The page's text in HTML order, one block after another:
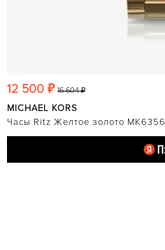
12 500 ₽ 16 604 ₽
MICHAEL KORS
Часы Ritz Желтое золото MK6356